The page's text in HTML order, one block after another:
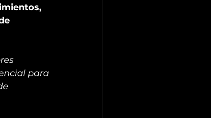
para